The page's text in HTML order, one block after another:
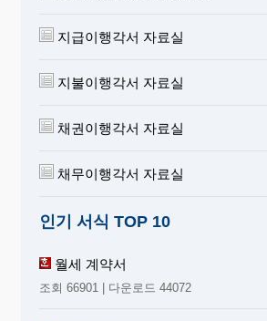
지급이행각서 자료실
지불이행각서 자료실
채권이행각서 자료실
채무이행각서 자료실
인기 서식 TOP 10
월세 계약서
조회 66901 | 다운로드 44072